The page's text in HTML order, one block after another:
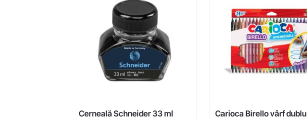
Cerneală Schneider 33 ml
Carioca Birello vârf dublu